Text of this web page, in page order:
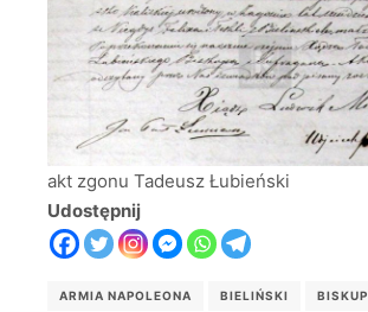
akt zgonu Tadeusz Łubieński
Udostępnij
ARMIA NAPOLEONA BIELIŃSKI BISKUP